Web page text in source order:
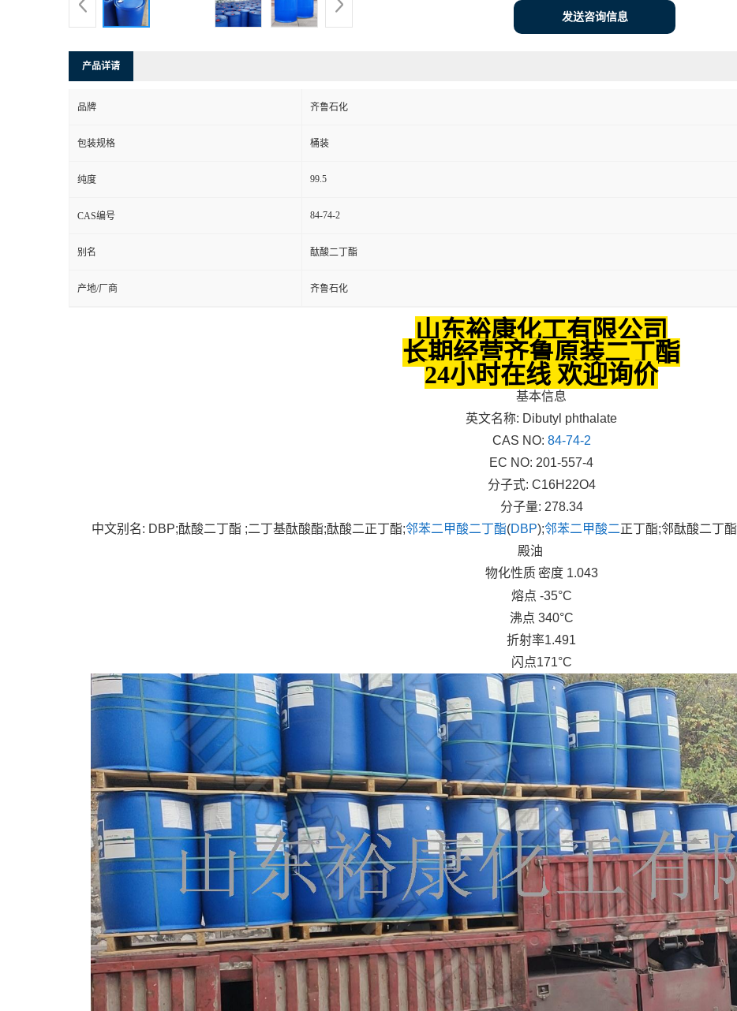
发送咨询信息
产品详请
品牌 齐鲁石化
包装规格 桶装
纯度 99.5
CAS编号 84-74-2
别名 酞酸二丁酯
产地/厂商 齐鲁石化
山东裕康化工有限公司
长期经营齐鲁原装二丁酯
24小时在线 欢迎询价
基本信息
英文名称: Dibutyl phthalate
CAS NO: 84-74-2
EC NO: 201-557-4
分子式: C16H22O4
分子量: 278.34
中文别名: DBP;酞酸二丁酯 ;二丁基酞酸酯;酞酸二正丁酯;邻苯二甲酸二丁酯(DBP);邻苯二甲酸二正丁酯;邻酞酸二丁酯
殿油
物化性质 密度1.043
熔点 -35°C
沸点 340°C
折射率1.491
闪点171°C